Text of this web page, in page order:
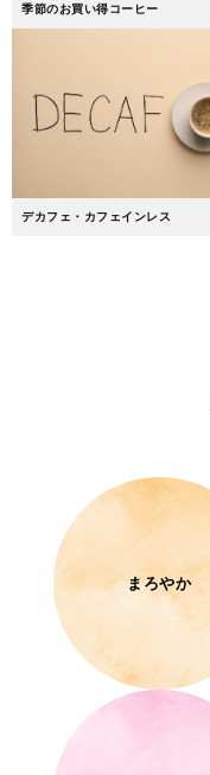
季節のお買い得コーヒー
デカフェ・カフェインレス
まろやか